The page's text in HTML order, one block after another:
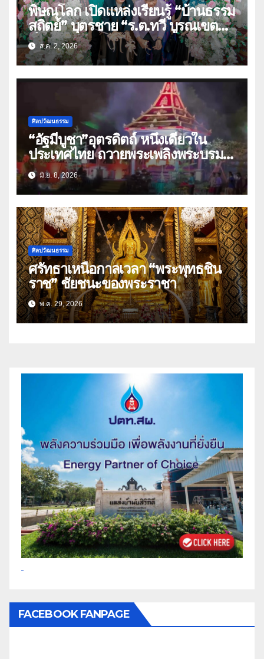
พิษณุโลก เปิดแหล่งเรียนรู้ “บ้านธรรม
สถิตย์” บุตรชาย “ร.ต.ทวี บูรณเขต
ต์”ศิลปินแห่งชาติ(คลิป)
ส.ค. 2, 2026
ศิลปวัฒนธรรม
“อัฐมีบูชา”อุตรดิตถ์ หนึ่งเดียวใน
ประเทศไทย ถวายพระเพลิงพระบรม
ศพ”พระสัมมาสัมพุทธเจ้า”
มิ.ย. 8, 2026
ศิลปวัฒนธรรม
ศรัทธาเหนือกาลเวลา “พระพุทธชิน
ราช” ชัยชนะของพระราชา
พ.ค. 29, 2026
FACEBOOK FANPAGE